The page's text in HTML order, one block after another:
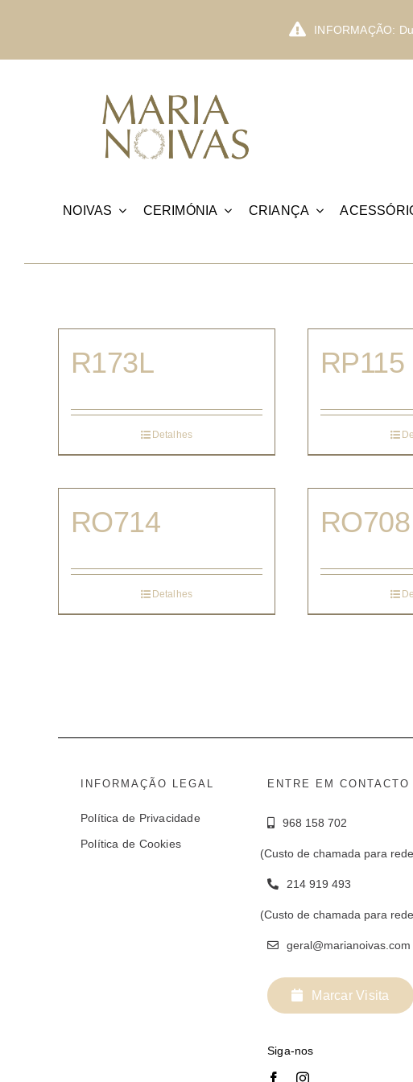
INFORMAÇÃO:
NOIVAS CERIMÓNIA CRIANÇA
R173L
Detalhes
RP115
RO714
Detalhes
RO708
INFORMAÇÃO LEGAL
Política de Privacidade
Política de Cookies
ENTRE EM CONTACTO
968 158 702
(Custo de chamada para
214 919 493
(Custo de chamada para
geral@marianoivas.com
Marcar Visita
Siga-nos